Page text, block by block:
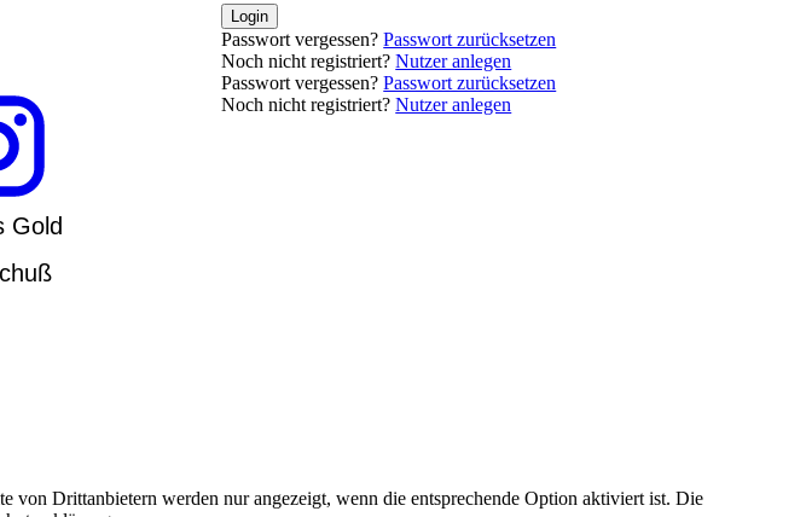
Gold
Login
Passwort vergessen?Passwort zurücksetzen
Noch nicht registriert?Nutzer anlegen
Passwort vergessen?Passwort zurücksetzen
Noch nicht registriert?Nutzer anlegen
von Drittanbietern werden nur angezeigt, wenn die entsprechende Option aktiviert ist. Die